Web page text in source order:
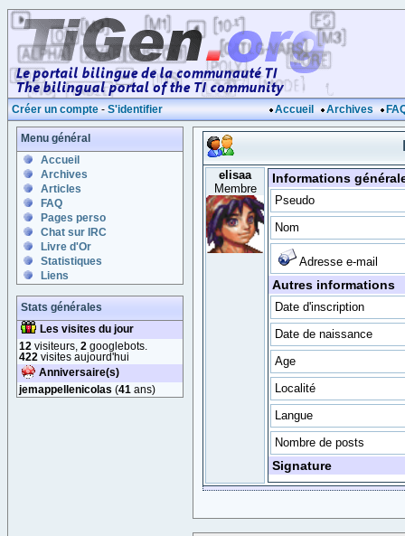
Créer un compte - S'identifier Accueil Archives
Menu général
Accueil
Archives
Articles
FAQ
Pages perso
Chat sur IRC
Livre d'Or
Statistiques
Liens
Stats générales
Les visites du jour
12 visiteurs, 2 googlebots.
422 visites aujourd'hui
Anniversaire(s)
jemappellenicolas (41 ans)
elisaa
Membre
Informations
Pseudo
Nom
Adresse e-mail
Autres informations
Date d'inscription
Date de naissance
Age
Localité
Langue
Nombre de posts
Signature